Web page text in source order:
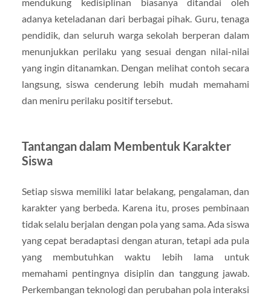
adanya keteladanan dari berbagai pihak. Guru, tenaga
pendidik, dan seluruh warga sekolah berperan dalam
menunjukkan perilaku yang sesuai dengan nilai-nilai
yang ingin ditanamkan. Dengan melihat contoh secara
langsung, siswa cenderung lebih mudah memahami
dan meniru perilaku positif tersebut.
Tantangan dalam Membentuk Karakter
Siswa
Setiap siswa memiliki latar belakang, pengalaman, dan
karakter yang berbeda. Karena itu, proses pembinaan
tidak selalu berjalan dengan pola yang sama. Ada siswa
yang cepat beradaptasi dengan aturan, tetapi ada pula
yang membutuhkan waktu lebih lama untuk
memahami pentingnya disiplin dan tanggung jawab.
Perkembangan teknologi dan perubahan pola interaksi